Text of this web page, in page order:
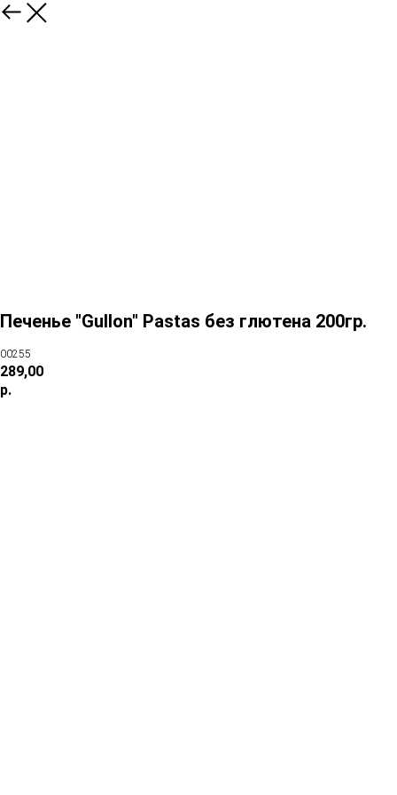
Печенье "Gullon" Pastas без глютена 200гр.
00255
289,00
р.